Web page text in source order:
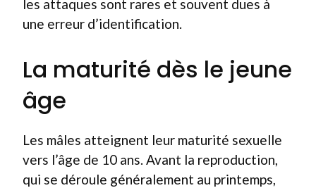
les attaques sont rares et souvent dues à
une erreur d’identification.
La maturité dès le jeune
âge
Les mâles atteignent leur maturité sexuelle
vers l’âge de 10 ans. Avant la reproduction,
qui se déroule généralement au printemps,